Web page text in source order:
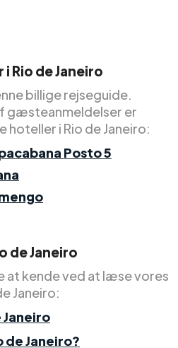
Rio de Janeiro
billige rejseguide.
gæsteanmeldelser er
i Rio de Janeiro:
Posto 5
de Janeiro
at kende ved at læse vores
Janeiro:
Janeiro
de Janeiro?